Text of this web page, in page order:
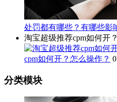
处罚都有哪些？有哪些影
淘宝超级推荐cpm如何开
cpm如何开？怎么操作？
分类模块